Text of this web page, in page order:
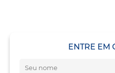
ENTRE EM